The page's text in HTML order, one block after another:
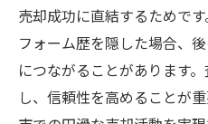
売却成功に直結するためで
フォーム歴を隠した場合、
につながることがあります
し、信頼性を高めることが